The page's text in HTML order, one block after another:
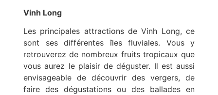
Vinh Long
Les principales attractions de Vinh Long, ce
sont ses différentes îles fluviales. Vous y
retrouverez de nombreux fruits tropicaux que
vous aurez le plaisir de déguster. Il est aussi
envisageable de découvrir des vergers, de
faire des dégustations ou des ballades en